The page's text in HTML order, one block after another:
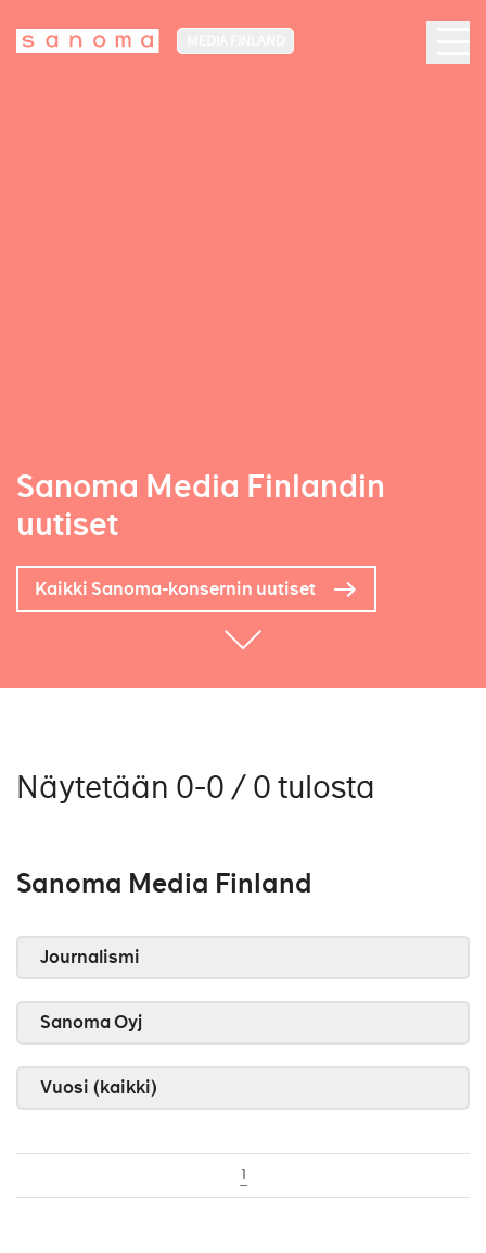
Sanoma Media Finlandin
uutiset
Kaikki Sanoma-konsernin uutiset
Näytetään 0-0 / 0 tulosta
Sanoma Media Finland
Journalismi
Sanoma Oyj
Vuosi (kaikki)
1